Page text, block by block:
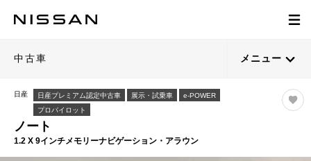
中古車 メニュー
日産 日産プレミアム認定中古車 展示・試乗車
e-POWER
プロパイロット
ノート
1.2 X 9インチメモリーナビゲーション・アラウン